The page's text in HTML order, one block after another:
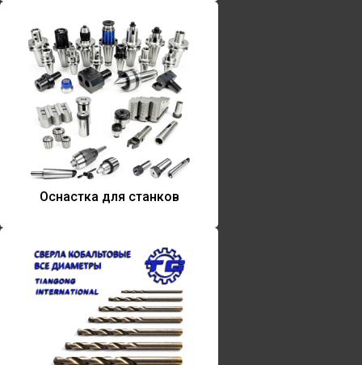
Оснастка для станков